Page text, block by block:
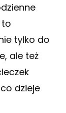
to
tylko do
ale też
dzieje